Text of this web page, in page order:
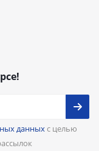
данныхс целью